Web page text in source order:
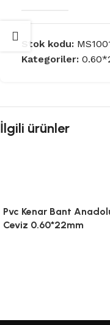
Stok kodu:
Kategoriler:
İlgili ürünler
Pvc Kenar Bant
Ceviz 0.60*22mm